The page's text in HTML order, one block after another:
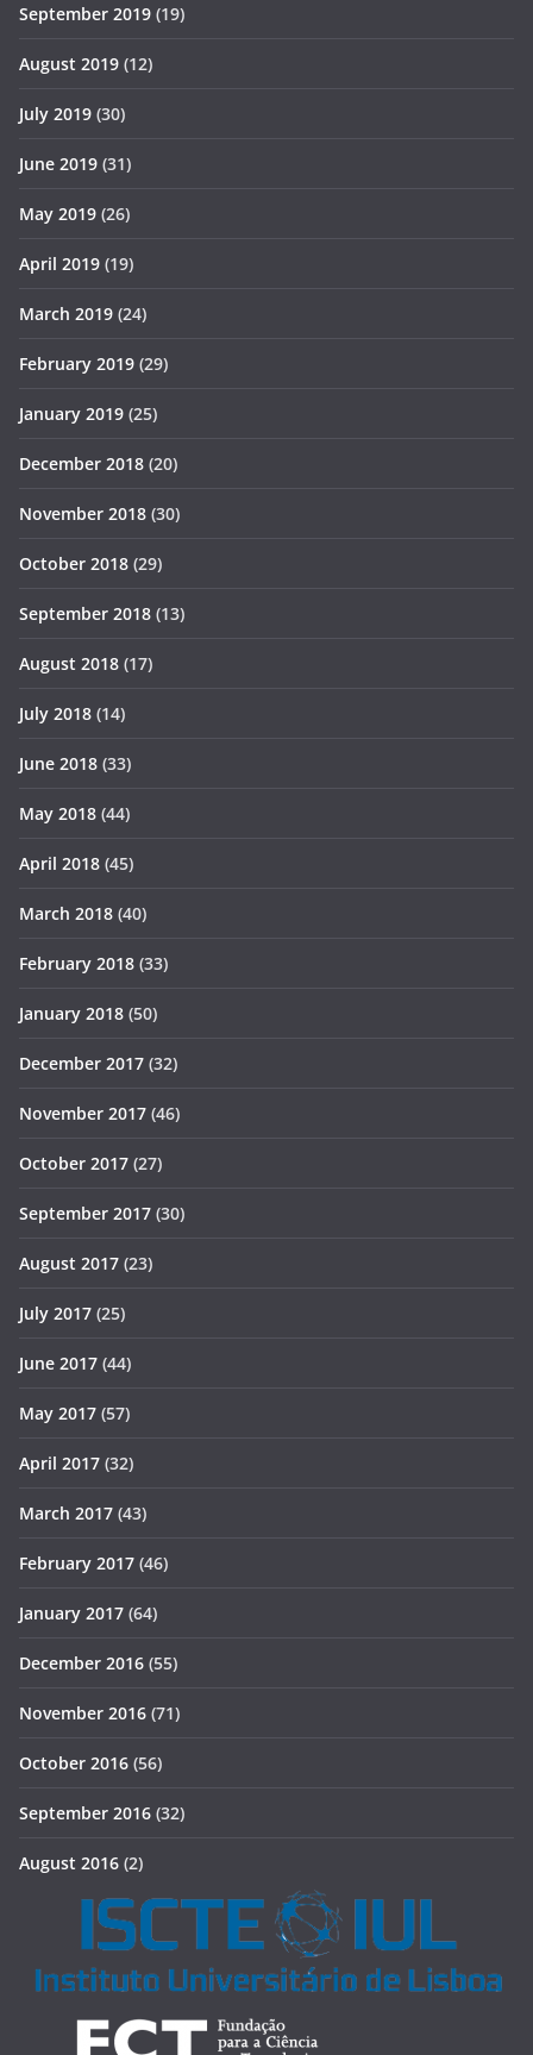
September 2019 (19)
August 2019 (12)
July 2019 (30)
June 2019 (31)
May 2019 (26)
April 2019 (19)
March 2019 (24)
February 2019 (29)
January 2019 (25)
December 2018 (20)
November 2018 (30)
October 2018 (29)
September 2018 (13)
August 2018 (17)
July 2018 (14)
June 2018 (33)
May 2018 (44)
April 2018 (45)
March 2018 (40)
February 2018 (33)
January 2018 (50)
December 2017 (32)
November 2017 (46)
October 2017 (27)
September 2017 (30)
August 2017 (23)
July 2017 (25)
June 2017 (44)
May 2017 (57)
April 2017 (32)
March 2017 (43)
February 2017 (46)
January 2017 (64)
December 2016 (55)
November 2016 (71)
October 2016 (56)
September 2016 (32)
August 2016 (2)